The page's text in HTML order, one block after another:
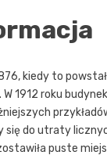
kiedy to
1912 roku
się do utraty
puste